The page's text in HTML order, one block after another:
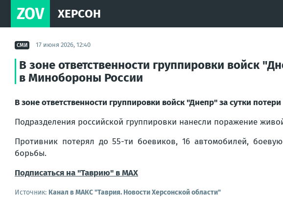
ZOV ХЕРСОН
СМИ 17 июня 2026, 12:40
В зоне ответственности группировки войск
в Минобороны России
В зоне ответственности группировки войск "Днепр" за сутки
Подразделения российской группировки нанесли поражение
Противник потерял до 55-ти боевиков, 16 автомобилей,
борьбы.
Подписаться на "Таврию" в MAX
Источник: Канал в МАКС "Таврия. Новости Херсонской области"